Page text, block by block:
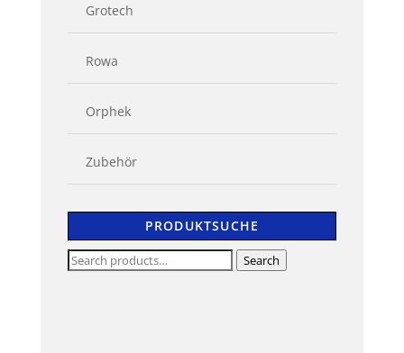
Grotech
Rowa
Orphek
Zubehör
PRODUKTSUCHE
Search
Search